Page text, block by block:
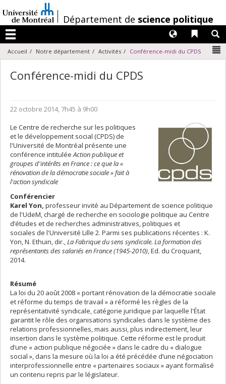
au
contenu
/Département de science politique
Menu
Liens
Langues
Accueil Notre département Activités Conférence-midi du CPDS
Conférence-midi du CPDS
22 octobre 2014, 7h45 à 9h00
Le Centre de recherche sur les politiques
et le développement social (CPDS) de
l'Université de Montréal présente une
conférence intituléeAction publique et
groupes d'intérêts en France : ce que la «
rénovation de la démocratie sociale » fait à
l'action syndicale
Conférencier
Karel Yon, professeur invité au Département de science politique
de l'UdeM, chargé de recherche en sociologie politique au Centre
d’études et de recherches administratives, politiques et
sociales de l'Université Lille 2. Parmi ses publications récentes : K.
Yon, N. Ethuin, dir.,La Fabrique du sens syndicale. La formation des
représentants des salariés en France (1945-2010), Ed. du Croquant,
2014.
Résumé
La loi du 20 août 2008 « portant rénovation de la démocratie sociale
et réforme du temps de travail » a réformé les règles de la
représentativité syndicale, catégorie juridique par laquelle l'État
garantit le rôle des organisations syndicales dans le système des
relations professionnelles, mais aussi, plus indirectement, leur
insertion dans le système politique. Cette réforme est le produit
d’une « action publique négociée » dans le cadre du « dialogue
social », dans la mesure où la loi a été précédée d’une négociation
interprofessionnelle entre « partenaires sociaux » ayant formalisé
un contenu repris par le législateur.